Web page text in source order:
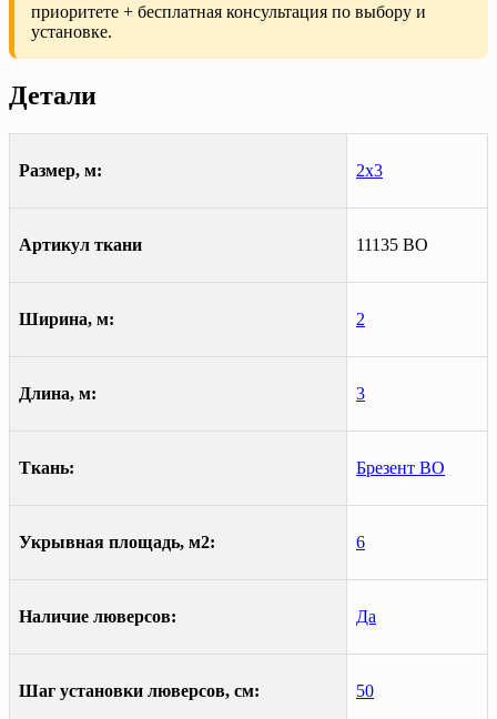
приоритете + бесплатная консультация по выбору и
установке.
Детали
Размер, м: 2х3
Артикул ткани 11135 ВО
Ширина, м: 2
Длина, м: 3
Ткань: Брезент ВО
Укрывная площадь, м2: 6
Наличие люверсов: Да
Шаг установки люверсов, см: 50